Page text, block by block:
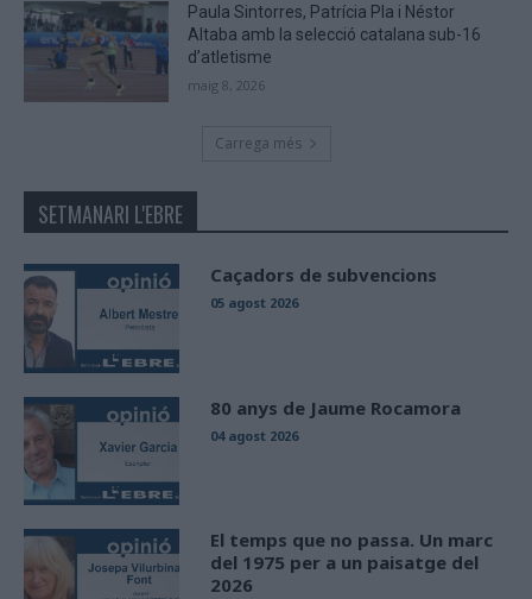
Paula Sintorres, Patrícia Pla i Néstor
Altaba amb la selecció catalana sub-16
d’atletisme
maig 8, 2026
Carrega més
SETMANARI L'EBRE
Caçadors de subvencions
05 agost 2026
80 anys de Jaume Rocamora
04 agost 2026
El temps que no passa. Un marc
del 1975 per a un paisatge del
2026